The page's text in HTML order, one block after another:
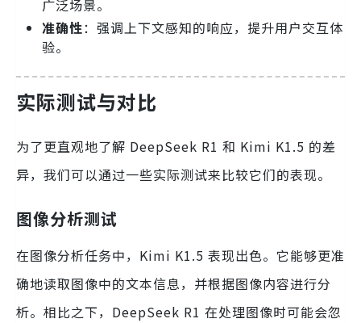
广泛场景。
准确性：强调上下文感知的响应，提升用户交互体
验。
实际测试与对比
为了更直观地了解 DeepSeek R1 和 Kimi K1.5 的差
异，我们可以通过一些实际测试来比较它们的表现。
图像分析测试
在图像分析任务中，Kimi K1.5 表现出色。它能够更准
确地读取图像中的文本信息，并根据图像内容进行分
析。相比之下，DeepSeek R1 在处理图像时可能会忽